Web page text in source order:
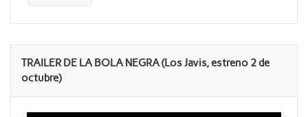
TRAILER DE LA BOLA NEGRA (Los Javis, estreno 2 de
octubre)